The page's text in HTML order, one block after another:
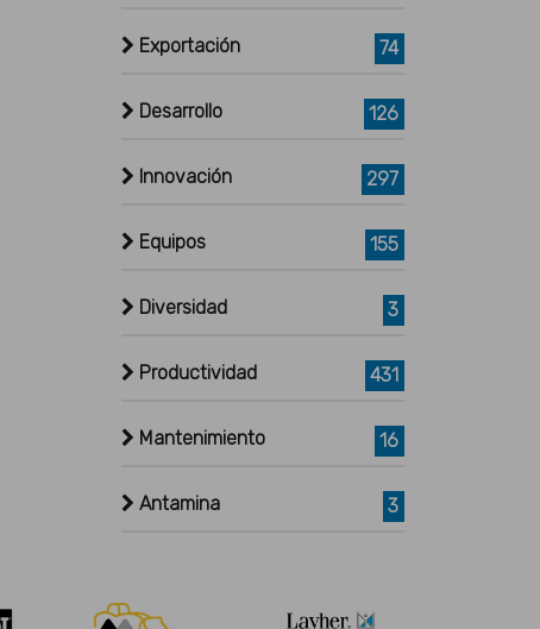
Exportación 74
Desarrollo 126
Innovación 297
Equipos 155
Diversidad 3
Productividad 431
Mantenimiento 16
Antamina 3